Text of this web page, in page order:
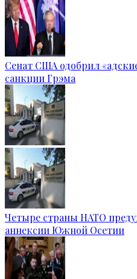
Сенат США одобрил
санкции Грэма
Четыре страны НАТО
аннексии Южной Осетии